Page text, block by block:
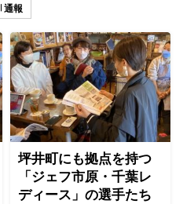
通報
坪井町にも拠点を持つ
「ジェフ市原・千葉レ
ディース」の選手たち